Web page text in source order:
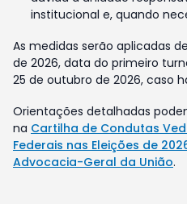
institucional e, quando
As medidas serão aplicadas
de 2026, data do primeiro
25 de outubro de 2026, caso
Orientações detalhadas
na Cartilha de Condutas
Federais nas Eleições de
Advocacia-Geral da União.